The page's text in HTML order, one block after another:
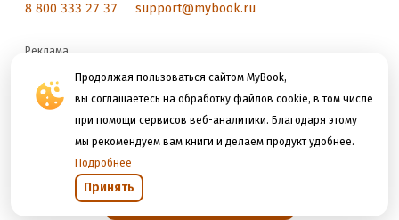
Продолжая пользоваться сайтом MyBook,
вы соглашаетесь на обработку файлов cookie, в том числе
при помощи сервисов веб-аналитики. Благодаря этому
мы рекомендуем вам книги и делаем продукт удобнее.
Подробнее
Принять
8 800 333 27 37 support@mybook.ru
Реклама
reklama@litres.ru
Мы принимаем к оплате
Открыть в приложении